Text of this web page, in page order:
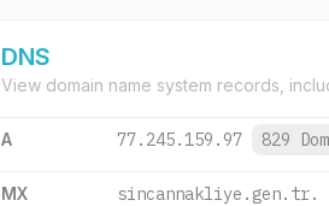
DNS
View domain name system records,
A 77.245.159.97 829
MX sincannakliye.gen.tr.